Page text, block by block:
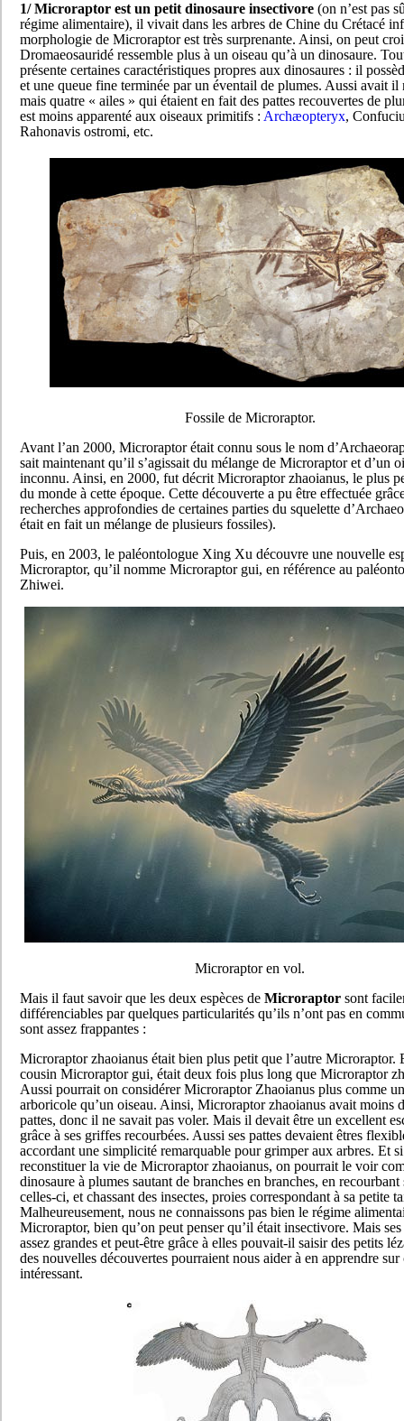
1/ Microraptor est un petit dinosaure insectivore (on n’est pas
régime alimentaire), il vivait dans les arbres de Chine du Crétacé
morphologie de Microraptor est très surprenante. Ainsi, on peut
Dromaeosauridé ressemble plus à un oiseau qu’à un dinosaure.
présente certaines caractéristiques propres aux dinosaures : il
et une queue fine terminée par un éventail de plumes. Aussi avait il
mais quatre « ailes » qui étaient en fait des pattes recouvertes de
est moins apparenté aux oiseaux primitifs : Archæopteryx,
Rahonavis ostromi, etc.
Fossile de Microraptor.
Avant l’an 2000, Microraptor était connu sous le nom
sait maintenant qu’il s’agissait du mélange de Microraptor et d’un
inconnu. Ainsi, en 2000, fut décrit Microraptor zhaoianus, le plus
du monde à cette époque. Cette découverte a pu être effectuée
recherches approfondies de certaines parties du squelette
était en fait un mélange de plusieurs fossiles).
Puis, en 2003, le paléontologue Xing Xu découvre une nouvelle
Microraptor, qu’il nomme Microraptor gui, en référence au
Zhiwei.
Microraptor en vol.
Mais il faut savoir que les deux espèces de Microraptor sont
différenciables par quelques particularités qu’ils n’ont pas en
sont assez frappantes :
Microraptor zhaoianus était bien plus petit que l’autre Microraptor.
cousin Microraptor gui, était deux fois plus long que Microraptor
Aussi pourrait on considérer Microraptor Zhaoianus plus comme
arboricole qu’un oiseau. Ainsi, Microraptor zhaoianus avait moins
pattes, donc il ne savait pas voler. Mais il devait être un excellent
grâce à ses griffes recourbées. Aussi ses pattes devaient êtres
accordant une simplicité remarquable pour grimper aux arbres. Et
reconstituer la vie de Microraptor zhaoianus, on pourrait le voir
dinosaure à plumes sautant de branches en branches, en recourbant
celles-ci, et chassant des insectes, proies correspondant à sa petite
Malheureusement, nous ne connaissons pas bien le régime
Microraptor, bien qu’on peut penser qu’il était insectivore. Mais ses
assez grandes et peut-être grâce à elles pouvait-il saisir des petits
des nouvelles découvertes pourraient nous aider à en apprendre sur
intéressant.